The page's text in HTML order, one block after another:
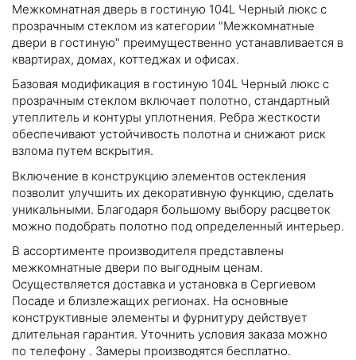
Межкомнатная дверь в гостиную 104L Черный люкс с
прозрачным стеклом из категории "Межкомнатные
двери в гостиную" преимущественно устанавливается в
квартирах, домах, коттеджах и офисах.
Базовая модификация в гостиную 104L Черный люкс с
прозрачным стеклом включает полотно, стандартный
утеплитель и контуры уплотнения. Ребра жесткости
обеспечивают устойчивость полотна и снижают риск
взлома путем вскрытия.
Включение в конструкцию элементов остекления
позволит улучшить их декоративную функцию, сделать
уникальными. Благодаря большому выбору расцветок
можно подобрать полотно под определенный интерьер.
В ассортименте производителя представлены
межкомнатные двери по выгодным ценам.
Осуществляется доставка и установка в Сергиевом
Посаде и близлежащих регионах. На основные
конструктивные элементы и фурнитуру действует
длительная гарантия. Уточнить условия заказа можно
по телефону . Замеры производятся бесплатно.